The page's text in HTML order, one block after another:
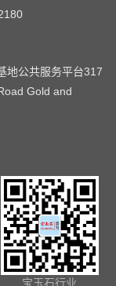
地公共服务平台317
Gold and
宝玉石行业